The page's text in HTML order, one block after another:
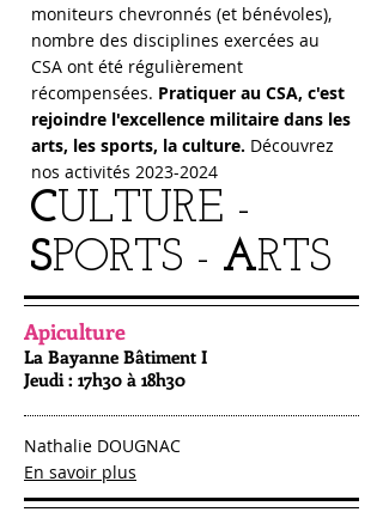
moniteurs chevronnés (et bénévoles),
nombre des disciplines exercées au
CSA ont été régulièrement
récompensées. Pratiquer au CSA, c'est
rejoindre l'excellence militaire dans les
arts, les sports, la culture. Découvrez
nos activités 2023-2024
CULTURE -
SPORTS - ARTS
Apiculture
La Bayanne Bâtiment I
Jeudi : 17h30 à 18h30
Nathalie DOUGNAC
En savoir plus